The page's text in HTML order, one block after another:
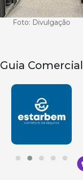
Foto: Divulgação
Guia Comercial